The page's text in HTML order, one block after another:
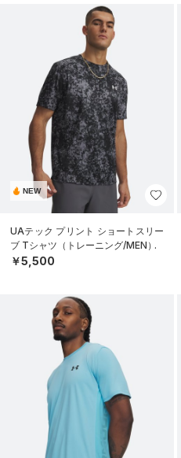
NEW
UAテック プリント ショートスリー
ブ Tシャツ（トレーニング/MEN）
￥5,500